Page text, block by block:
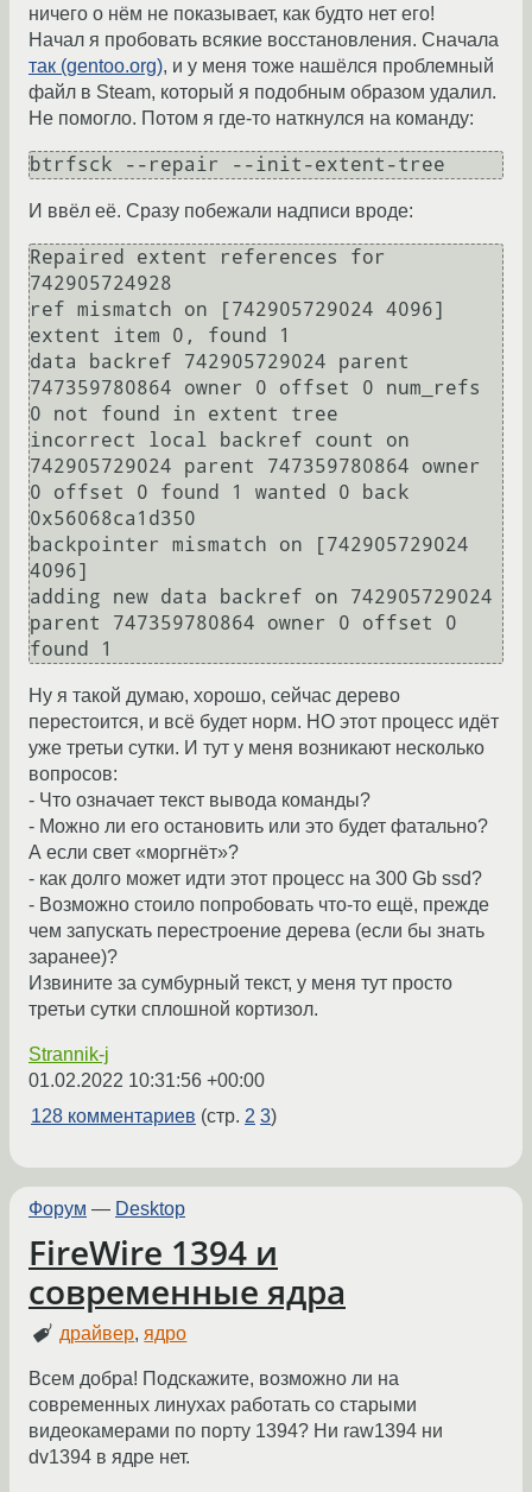
ничего о нём не показывает, как будто нет его!
Начал я пробовать всякие восстановления. Сначала
так (gentoo.org), и у меня тоже нашёлся проблемный
файл в Steam, который я подобным образом удалил.
Не помогло. Потом я где-то наткнулся на команду:
btrfsck --repair --init-extent-tree
И ввёл её. Сразу побежали надписи вроде:
Repaired extent references for
742905724928
ref mismatch on [742905729024 4096]
extent item 0, found 1
data backref 742905729024 parent
747359780864 owner 0 offset 0 num_refs
0 not found in extent tree
incorrect local backref count on
742905729024 parent 747359780864 owner
0 offset 0 found 1 wanted 0 back
0x56068ca1d350
backpointer mismatch on [742905729024
4096]
adding new data backref on 742905729024
parent 747359780864 owner 0 offset 0
Ну я такой думаю, хорошо, сейчас дерево
перестоится, и всё будет норм. НО этот процесс идёт
уже третьи сутки. И тут у меня возникают несколько
вопросов:
- Что означает текст вывода команды?
- Можно ли его остановить или это будет фатально?
А если свет «моргнёт»?
- как долго может идти этот процесс на 300 Gb ssd?
- Возможно стоило попробовать что-то ещё, прежде
чем запускать перестроение дерева (если бы знать
заранее)?
Извините за сумбурный текст, у меня тут просто
третьи сутки сплошной кортизол.
Strannik-j
01.02.2022 10:31:56 +00:00
128 комментариев (стр. 2 3)
Форум — Desktop
FireWire 1394 и
современные ядра
драйвер, ядро
Всем добра! Подскажите, возможно ли на
современных линухах работать со старыми
видеокамерами по порту 1394? Ни raw1394 ни
dv1394 в ядре нет.